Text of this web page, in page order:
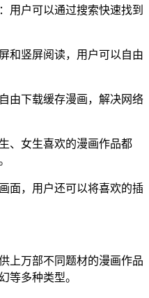
户可以通过搜索快速找到
竖屏阅读，用户可以自由
下载缓存漫画，解决网络
女生喜欢的漫画作品都
，用户还可以将喜欢的插
万部不同题材的漫画作品
等多种类型。